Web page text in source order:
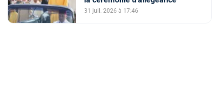
31 juil. 2026 à 17:46